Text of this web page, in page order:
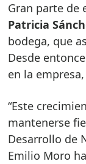
Gran parte de
Patricia
bodega, que
Desde
en la
“Este
mantenerse
Desarrollo de
Emilio Moro